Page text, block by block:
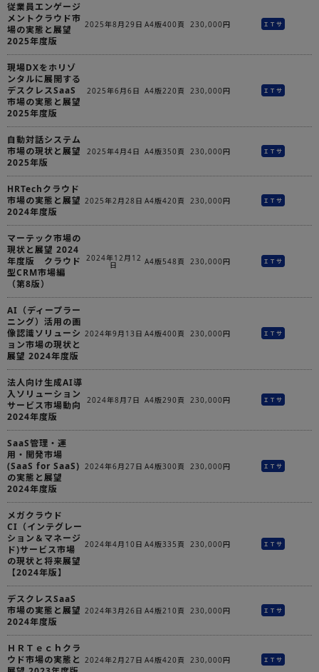
従業員エンゲージ
メントクラウド市
場の実態と展望
2025年度版
2025年8月29日 A4版400頁 230,000円 ＩＴサ
現場DXをホリゾ
ンタルに展開する
デスクレスSaaS
市場の実態と展望
2025年度版
2025年6月6日 A4版220頁 230,000円 ＩＴサ
自動対話システム
市場の現状と展望
2025年版
2025年4月4日 A4版350頁 230,000円 ＩＴサ
HRTechクラウド
市場の実態と展望
2024年度版
2025年2月28日 A4版420頁 230,000円 ＩＴサ
マーテック市場の
現状と展望 2024
年度版 クラウド
型CRM市場編
（第8版）
2024年12月12
日 A4版548頁 230,000円 ＩＴサ
AI（ディープラー
ニング）活用の画
像認識ソリューシ
ョン市場の現状と
展望 2024年度版
2024年9月13日 A4版400頁 230,000円 ＩＴサ
法人向け生成AI導
入ソリューション
サービス市場動向
2024年度版
2024年8月7日 A4版290頁 230,000円 ＩＴサ
SaaS管理・運
用・開発市場
(SaaS for SaaS)
の実態と展望
2024年度版
2024年6月27日 A4版300頁 230,000円 ＩＴサ
メガクラウド
CI（インテグレー
ション＆マネージ
ド)サービス市場
の現状と将来展望
【2024年版】
2024年4月10日 A4版335頁 230,000円 ＩＴサ
デスクレスSaaS
市場の実態と展望
2024年度版
2024年3月26日 A4版210頁 230,000円 ＩＴサ
ＨＲＴｅｃｈクラ
ウド市場の実態と 2024年2月27日 A4版420頁 230,000円 ＩＴサ